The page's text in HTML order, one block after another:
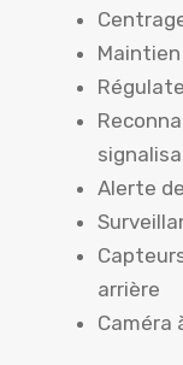
Maintien
Alerte
arrière
Caméra